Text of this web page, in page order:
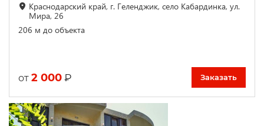
Краснодарский край, г. Геленджик, село Кабардинка, ул.
Мира, 26
206 м до объекта
от 2 000 ₽ Заказать